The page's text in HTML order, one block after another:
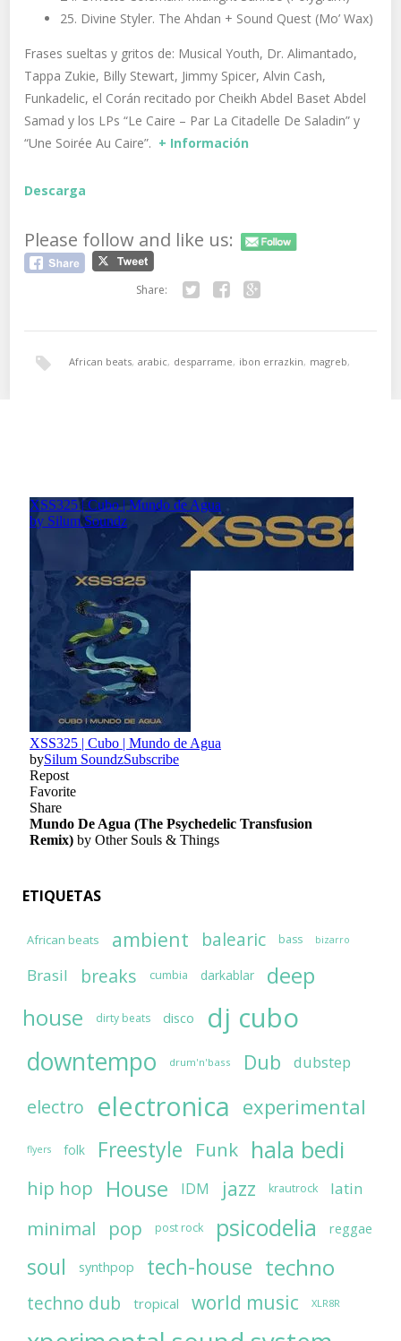
25. Divine Styler. The Ahdan + Sound Quest (Mo’ Wax)
Frases sueltas y gritos de: Musical Youth, Dr. Alimantado,
Tappa Zukie, Billy Stewart, Jimmy Spicer, Alvin Cash,
Funkadelic, el Corán recitado por Cheikh Abdel Baset Abdel
Samad y los LPs “Le Caire – Par La Citadelle De Saladin” y
“Une Soirée Au Caire”. + Información
Descarga
Please follow and like us:
Share:
African beats, arabic, desparrame, ibon errazkin, magreb,
ETIQUETAS
African beats ambient balearic bass bizarro
Brasil breaks cumbia darkablar
deep
house
dirty beats disco dj cubo
downtempo drum'n'bass Dub dubstep
electro electronica experimental
flyers folk Freestyle Funk hala bedi
hip hop House IDM jazz krautrock latin
minimal pop post rock psicodelia reggae
soul synthpop tech-house techno
techno dub tropical world music XLR8R